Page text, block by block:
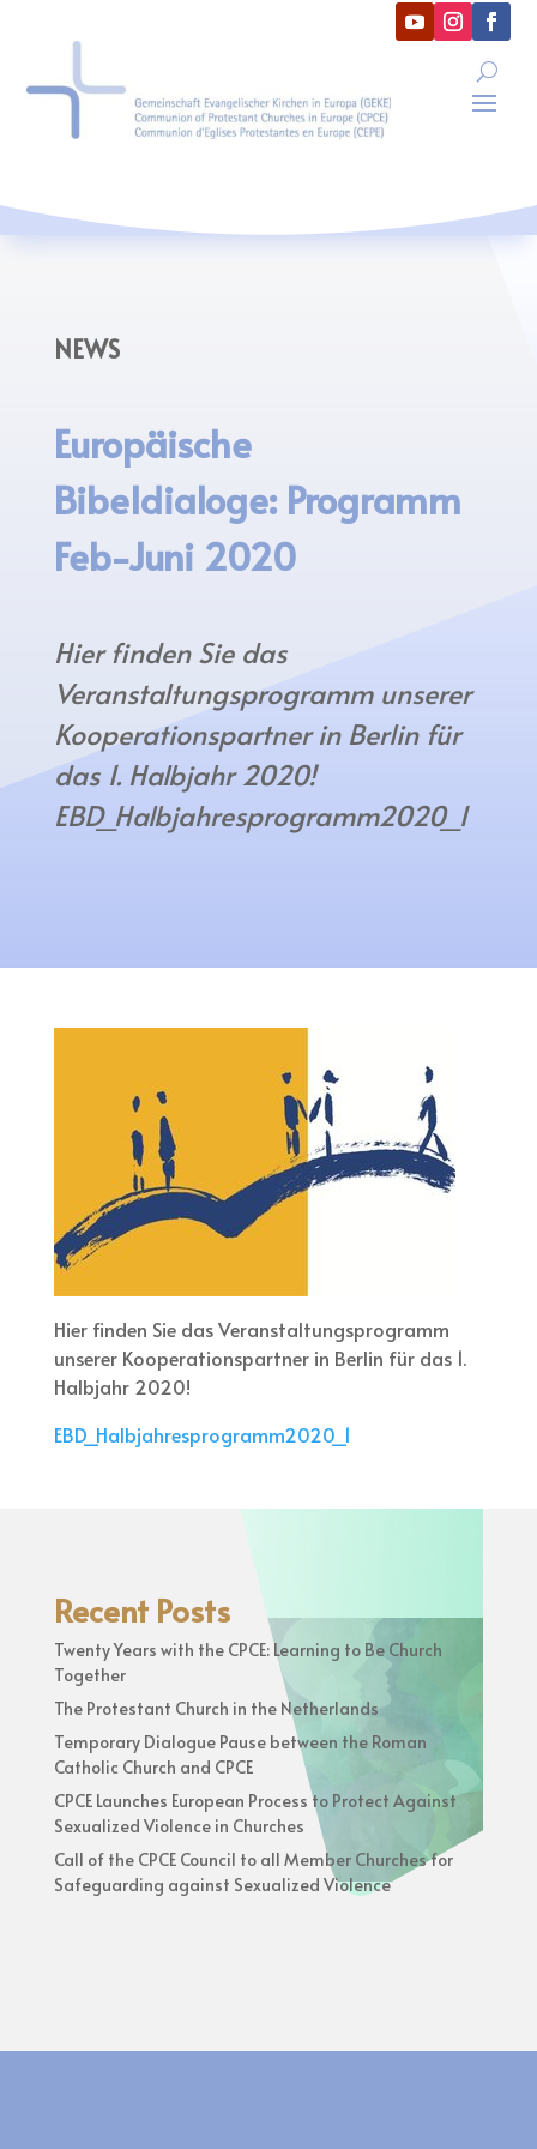
NEWS
Europäische
Bibeldialoge: Programm
Feb-Juni 2020
Hier finden Sie das
Veranstaltungsprogramm unserer
Kooperationspartner in Berlin für
das 1. Halbjahr 2020!
EBD_Halbjahresprogramm2020_1
Hier finden Sie das Veranstaltungsprogramm
unserer Kooperationspartner in Berlin für das 1.
Halbjahr 2020!
EBD_Halbjahresprogramm2020_1
Recent Posts
Twenty Years with the CPCE: Learning to Be Church
Together
The Protestant Church in the Netherlands
Temporary Dialogue Pause between the Roman
Catholic Church and CPCE
CPCE Launches European Process to Protect Against
Sexualized Violence in Churches
Call of the CPCE Council to all Member Churches for
Safeguarding against Sexualized Violence